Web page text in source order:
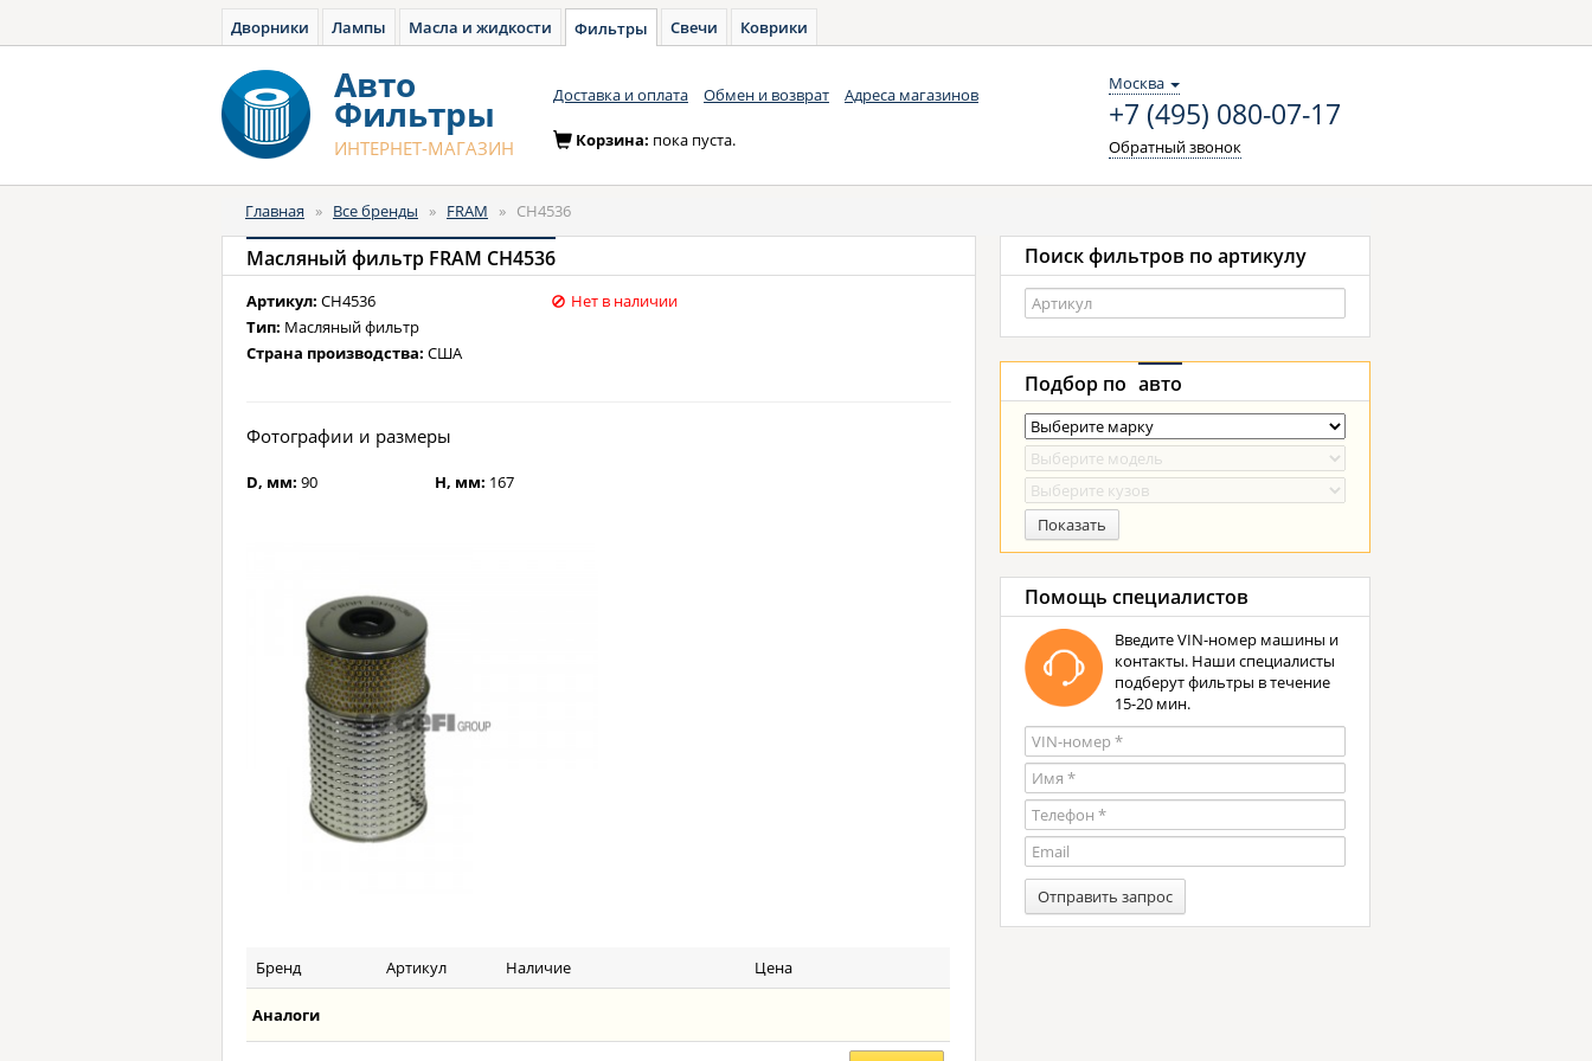
Дворники Лампы Масла и жидкости Фильтры Свечи Коврики
Авто
Фильтры
ИНТЕРНЕТ-МАГАЗИН
Доставка и оплата Обмен и возврат Адреса магазинов
Москва
+7 (495) 080-07-17
Обратный звонок
Корзина: пока пуста.
Главная » Все бренды » FRAM » CH4536
Масляный фильтр FRAM CH4536
Артикул: CH4536
Тип: Масляный фильтр
Страна производства: США
Нет в наличии
Фотографии и размеры
D, мм: 90 H, мм: 167
Бренд Артикул Наличие Цена
Аналоги
Поиск фильтров по артикулу
Подбор по авто
Показать
Помощь специалистов
Введите VIN-номер машины и
контакты. Наши специалисты
подберут фильтры в течение
15-20 мин.
Отправить запрос